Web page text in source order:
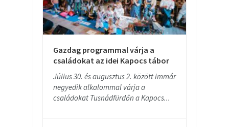
Gazdag programmal várja a
családokat az idei Kapocs tábor
Július 30. és augusztus 2. között immár
negyedik alkalommal várja a
családokat Tusnádfürdőn a Kapocs...